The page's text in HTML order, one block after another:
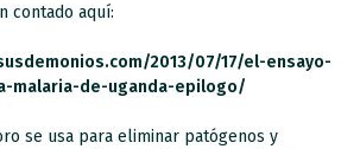
contado aquí:
2013/07/17/el-ensayo-
malaria-de-uganda-epilogo/
se usa para eliminar patógenos y